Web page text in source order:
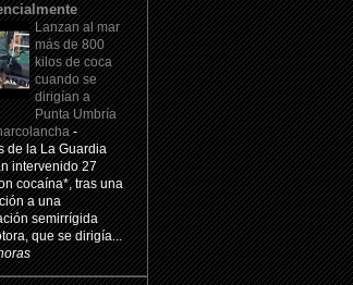
Lanzan al mar
más de 800
kilos de coca
cuando se
dirigían a
Punta Umbría
-
de la La Guardia
intervenido 27
cocaína*, tras una
a una
semirrígida
que se dirigía...